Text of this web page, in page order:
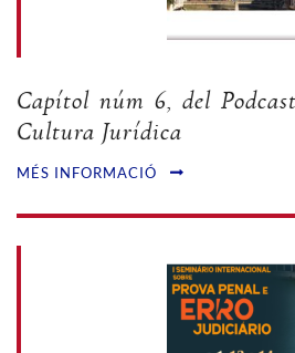
Capítol núm 6, del
Cultura Jurídica
MÉS INFORMACIÓ